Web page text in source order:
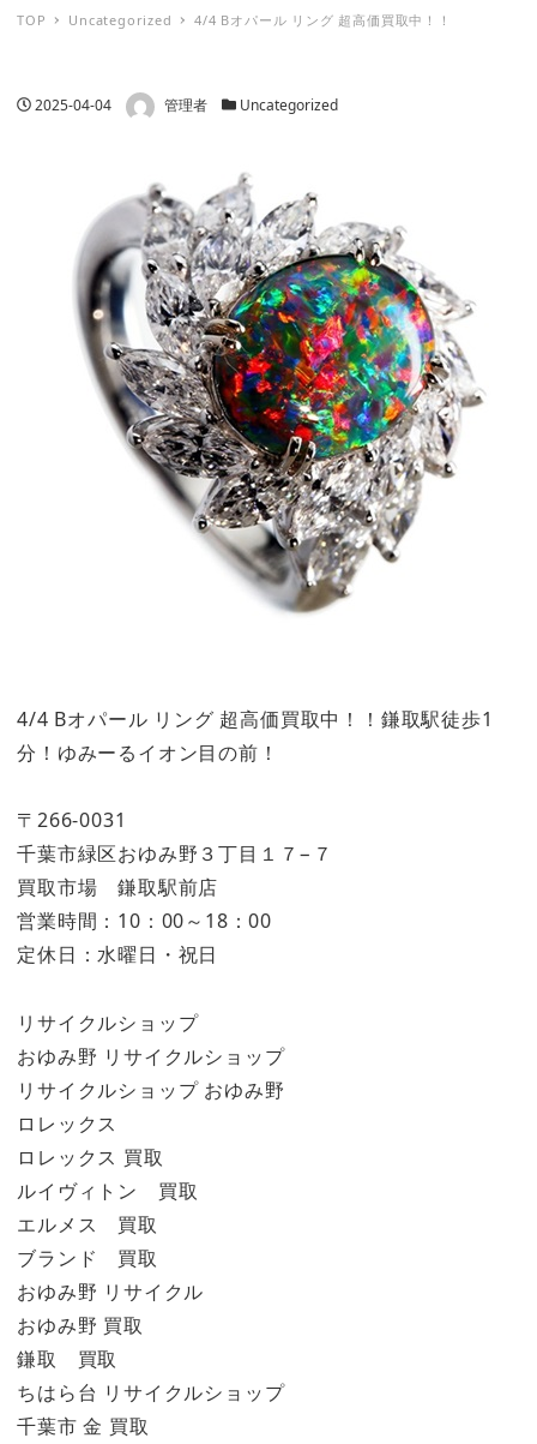
TOP Uncategorized 4/4 Bオパール リング 超高価買取中！！
投稿日
2025-04-04 著者 管理者 カテゴリー
Uncategorized
4/4 Bオパール リング 超高価買取中！！鎌取駅徒歩1
分！ゆみーるイオン目の前！
〒266-0031
千葉市緑区おゆみ野３丁目１７−７
買取市場 鎌取駅前店
営業時間：10：00～18：00
定休日：水曜日・祝日
リサイクルショップ
おゆみ野 リサイクルショップ
リサイクルショップ おゆみ野
ロレックス
ロレックス 買取
ルイヴィトン 買取
エルメス 買取
ブランド 買取
おゆみ野 リサイクル
おゆみ野 買取
鎌取 買取
ちはら台 リサイクルショップ
千葉市 金 買取